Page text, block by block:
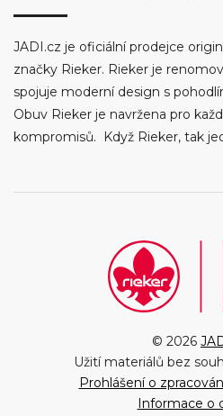
JADI.cz je oficiální prodejce
značky Rieker. Rieker je
spojuje moderní design s
Obuv Rieker je navržena pro
kompromisů. Když Rieker, tak
© 2026
Užití materiálů bez
Prohlášení o
Informace o